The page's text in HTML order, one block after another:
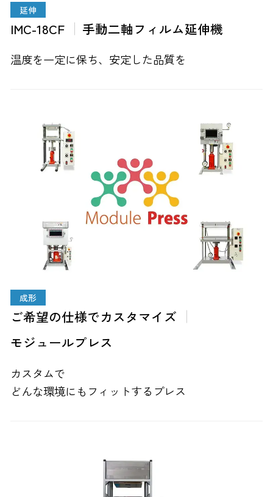
延伸
IMC-18CF 手動二軸フィルム延伸機
温度を一定に保ち、安定した品質を
成形
ご希望の仕様でカスタマイズ
モジュールプレス
カスタムで
どんな環境にもフィットするプレス